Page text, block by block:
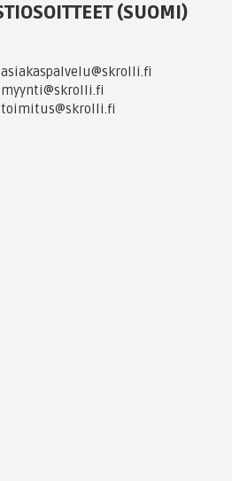
(SUOMI)
asiakaspalvelu@skrolli.fi
myynti@skrolli.fi
toimitus@skrolli.fi